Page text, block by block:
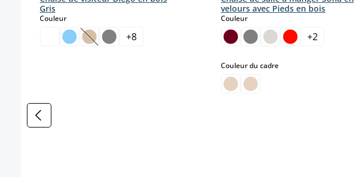
Gris
Couleurselect
(Cette option n'est pas disponible pour le moment.)
+8
velours avec Pieds en bois
Couleurselect
+2
Couleur du cadreselect